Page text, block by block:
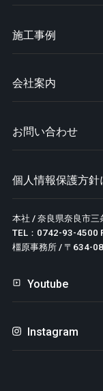
施工事例
会社案内
お問い合わせ
個人情報保護方針
本社 / 奈良県奈良市
TEL：0742-93-4500
橿原事務所 / 〒634-
Youtube
Instagram